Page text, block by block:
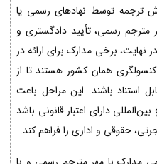
ترجمه توسط نهادهای رسمی یا
مترجم رسمی، تأیید دادگستری و
نهایت، برخی مدارک برای ارائه در
همان کشور هستند تا از
استناد باشند. این مراحل باعث
دارای اعتبار قانونی باشد
حقوقی و اداری را فراهم کند.